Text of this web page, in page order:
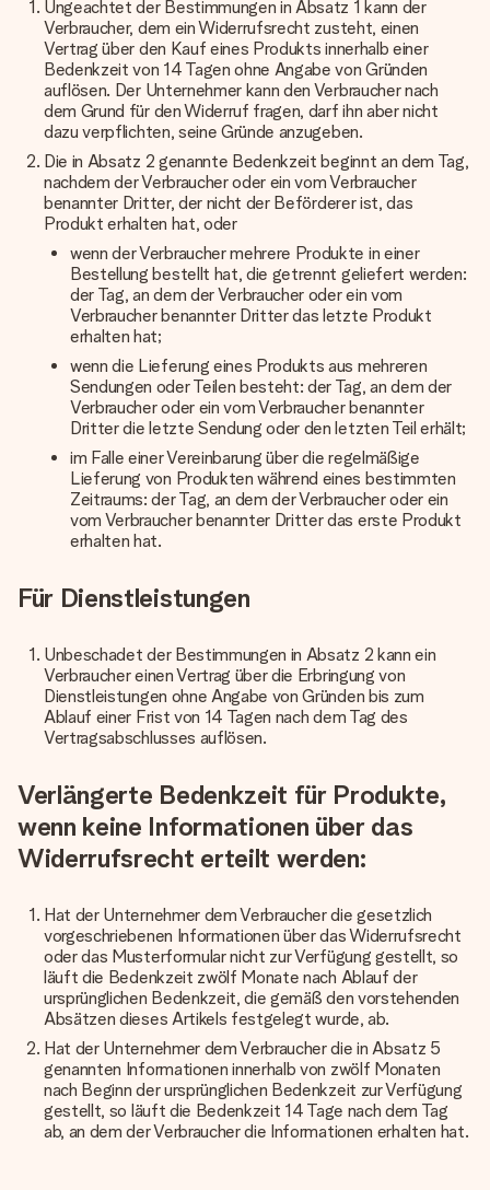
Ungeachtet der Bestimmungen in Absatz 1 kann der
Verbraucher, dem ein Widerrufsrecht zusteht, einen
Vertrag über den Kauf eines Produkts innerhalb einer
Bedenkzeit von 14 Tagen ohne Angabe von Gründen
auflösen. Der Unternehmer kann den Verbraucher nach
dem Grund für den Widerruf fragen, darf ihn aber nicht
dazu verpflichten, seine Gründe anzugeben.
Die in Absatz 2 genannte Bedenkzeit beginnt an dem Tag,
nachdem der Verbraucher oder ein vom Verbraucher
benannter Dritter, der nicht der Beförderer ist, das
Produkt erhalten hat, oder
wenn der Verbraucher mehrere Produkte in einer
Bestellung bestellt hat, die getrennt geliefert werden:
der Tag, an dem der Verbraucher oder ein vom
Verbraucher benannter Dritter das letzte Produkt
erhalten hat;
wenn die Lieferung eines Produkts aus mehreren
Sendungen oder Teilen besteht: der Tag, an dem der
Verbraucher oder ein vom Verbraucher benannter
Dritter die letzte Sendung oder den letzten Teil erhält;
im Falle einer Vereinbarung über die regelmäßige
Lieferung von Produkten während eines bestimmten
Zeitraums: der Tag, an dem der Verbraucher oder ein
vom Verbraucher benannter Dritter das erste Produkt
erhalten hat.
Für Dienstleistungen
Unbeschadet der Bestimmungen in Absatz 2 kann ein
Verbraucher einen Vertrag über die Erbringung von
Dienstleistungen ohne Angabe von Gründen bis zum
Ablauf einer Frist von 14 Tagen nach dem Tag des
Vertragsabschlusses auflösen.
Verlängerte Bedenkzeit für Produkte,
wenn keine Informationen über das
Widerrufsrecht erteilt werden:
Hat der Unternehmer dem Verbraucher die gesetzlich
vorgeschriebenen Informationen über das Widerrufsrecht
oder das Musterformular nicht zur Verfügung gestellt, so
läuft die Bedenkzeit zwölf Monate nach Ablauf der
ursprünglichen Bedenkzeit, die gemäß den vorstehenden
Absätzen dieses Artikels festgelegt wurde, ab.
Hat der Unternehmer dem Verbraucher die in Absatz 5
genannten Informationen innerhalb von zwölf Monaten
nach Beginn der ursprünglichen Bedenkzeit zur Verfügung
gestellt, so läuft die Bedenkzeit 14 Tage nach dem Tag
ab, an dem der Verbraucher die Informationen erhalten hat.